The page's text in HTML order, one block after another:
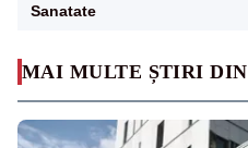
MAI MULTE ȘTIRI DIN
Sanatate